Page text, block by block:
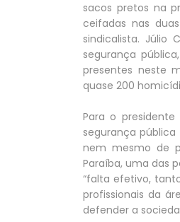
sacos pretos na
ceifadas nas
sindicalista. Júlio
segurança
presentes neste
quase 200
Para o
segurança
nem mesmo de
Paraíba, uma das
“falta efetivo,
profissionais da
defender a